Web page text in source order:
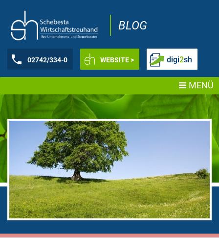
BLOG
02742/334-0 WEBSITE > digi2sh
MENÜ